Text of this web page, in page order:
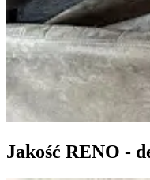
Jakość RENO -